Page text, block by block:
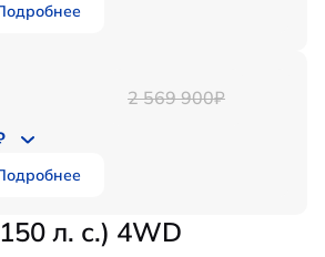
2 569 900₽
л. с.) 4WD